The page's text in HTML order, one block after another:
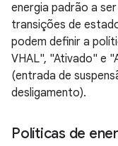
energia padrão a
transições de
podem definir a
VHAL", "Ativado" e
(entrada de
desligamento).
Políticas de